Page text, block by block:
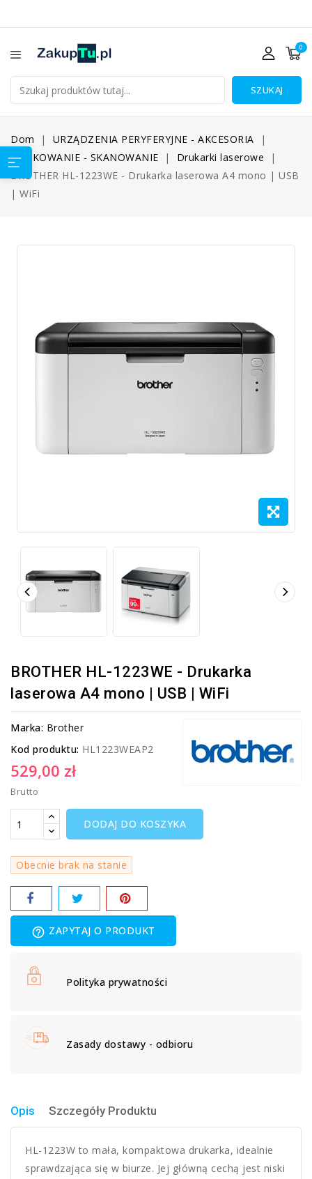
0
SZUKAJ
Dom
URZĄDZENIA PERYFERYJNE - AKCESORIA
DRUKOWANIE - SKANOWANIE
Drukarki laserowe
BROTHER HL-1223WE - Drukarka laserowa A4 mono | USB
| WiFi
BROTHER HL-1223WE - Drukarka
laserowa A4 mono | USB | WiFi
Marka: Brother
Kod produktu: HL1223WEAP2
529,00 zł
Brutto
DODAJ DO KOSZYKA
Obecnie brak na stanie
help_outline ZAPYTAJ O PRODUKT
Polityka prywatności
Zasady dostawy - odbioru
Opis Szczegóły Produktu
HL-1223W to mała, kompaktowa drukarka, idealnie
sprawdzająca się w biurze. Jej główną cechą jest niski